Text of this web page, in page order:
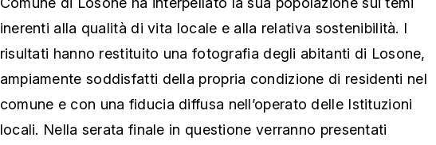
inerenti alla qualità di vita locale e alla relativa sostenibilità. I
risultati hanno restituito una fotografia degli abitanti di Losone,
ampiamente soddisfatti della propria condizione di residenti nel
comune e con una fiducia diffusa nell’operato delle Istituzioni
locali. Nella serata finale in questione verranno presentati